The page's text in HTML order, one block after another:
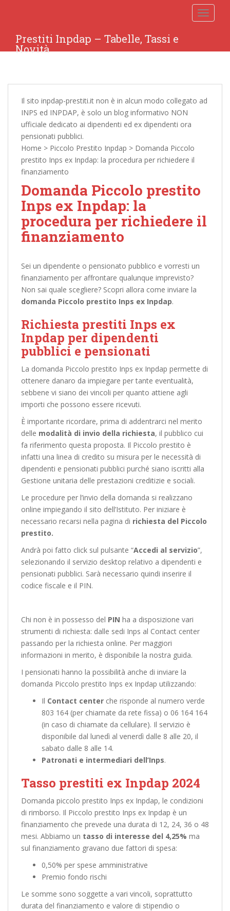
Prestiti Inpdap – Tabelle, Tassi e
Novità
Il sito inpdap-prestiti.it non è in alcun modo collegato ad
INPS ed INPDAP, è solo un blog informativo NON
ufficiale dedicato ai dipendenti ed ex dipendenti ora
pensionati pubblici.
Home > Piccolo Prestito Inpdap > Domanda Piccolo
prestito Inps ex Inpdap: la procedura per richiedere il
finanziamento
Domanda Piccolo prestito
Inps ex Inpdap: la
procedura per richiedere il
finanziamento
Sei un dipendente o pensionato pubblico e vorresti un
finanziamento per affrontare qualunque imprevisto?
Non sai quale scegliere? Scopri allora come inviare la
domanda Piccolo prestito Inps ex Inpdap.
Richiesta prestiti Inps ex
Inpdap per dipendenti
pubblici e pensionati
La domanda Piccolo prestito Inps ex Inpdap permette di
ottenere danaro da impiegare per tante eventualità,
sebbene vi siano dei vincoli per quanto attiene agli
importi che possono essere ricevuti.
È importante ricordare, prima di addentrarci nel merito
delle modalità di invio della richiesta, il pubblico cui
fa riferimento questa proposta. Il Piccolo prestito è
infatti una linea di credito su misura per le necessità di
dipendenti e pensionati pubblici purché siano iscritti alla
Gestione unitaria delle prestazioni creditizie e sociali.
Le procedure per l’invio della domanda si realizzano
online impiegando il sito dell’Istituto. Per iniziare è
necessario recarsi nella pagina di richiesta del Piccolo
prestito.
Andrà poi fatto click sul pulsante “Accedi al servizio”,
selezionando il servizio desktop relativo a dipendenti e
pensionati pubblici. Sarà necessario quindi inserire il
codice fiscale e il PIN.
Chi non è in possesso del PIN ha a disposizione vari
strumenti di richiesta: dalle sedi Inps al Contact center
passando per la richiesta online. Per maggiori
informazioni in merito, è disponibile la nostra guida.
I pensionati hanno la possibilità anche di inviare la
domanda Piccolo prestito Inps ex Inpdap utilizzando:
Il Contact center che risponde al numero verde
803 164 (per chiamate da rete fissa) o 06 164 164
(in caso di chiamate da cellulare). Il servizio è
disponibile dal lunedì al venerdì dalle 8 alle 20, il
sabato dalle 8 alle 14.
Patronati e intermediari dell’Inps.
Tasso prestiti ex Inpdap 2024
Domanda piccolo prestito Inps ex Inpdap, le condizioni
di rimborso. Il Piccolo prestito Inps ex Inpdap è un
finanziamento che prevede una durata di 12, 24, 36 o 48
mesi. Abbiamo un tasso di interesse del 4,25% ma
sul finanziamento gravano due fattori di spesa:
0,50% per spese amministrative
Premio fondo rischi
Le somme sono soggette a vari vincoli, soprattutto
durata del finanziamento e valore di stipendio o